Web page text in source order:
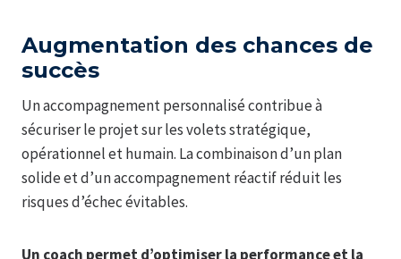
Augmentation des chances de
succès
Un accompagnement personnalisé contribue à
sécuriser le projet sur les volets stratégique,
opérationnel et humain. La combinaison d’un plan
solide et d’un accompagnement réactif réduit les
risques d’échec évitables.
Un coach permet d’optimiser la performance et la